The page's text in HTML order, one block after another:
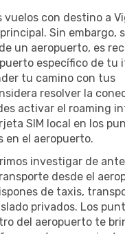
vuelos con destino a
Sin embargo,
un aeropuerto, es
específico de tu
tu camino con tus
resolver la
activar el roaming
SIM local en los
en el aeropuerto.
investigar de
desde el
de taxis,
privados. Los
del aeropuerto te